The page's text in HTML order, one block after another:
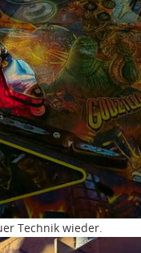
Technik wieder.